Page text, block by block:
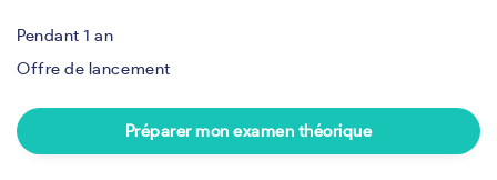
Pendant 1 an
Offre de lancement
Préparer mon examen théorique